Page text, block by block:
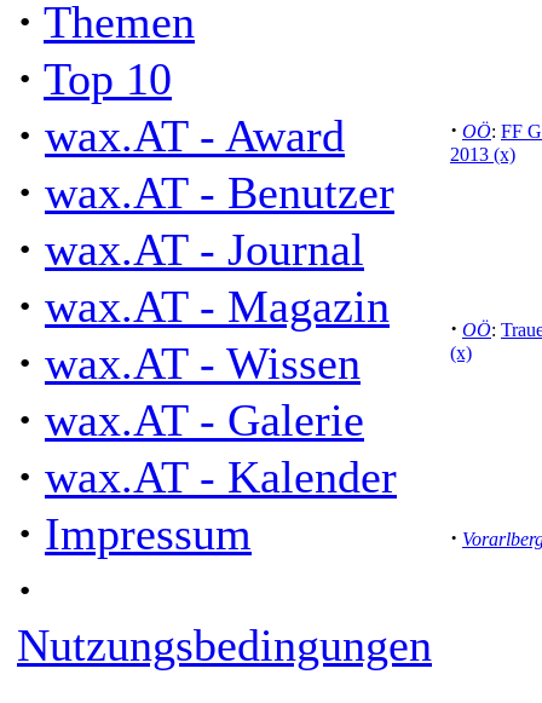
· Themen
· Top 10
· wax.AT - Award
· wax.AT - Benutzer
· wax.AT - Journal
· wax.AT - Magazin
· wax.AT - Wissen
· wax.AT - Galerie
· wax.AT - Kalender
· Impressum
·
Nutzungsbedingungen
· OÖ: FF
2013 (x)
· OÖ:
(x)
·